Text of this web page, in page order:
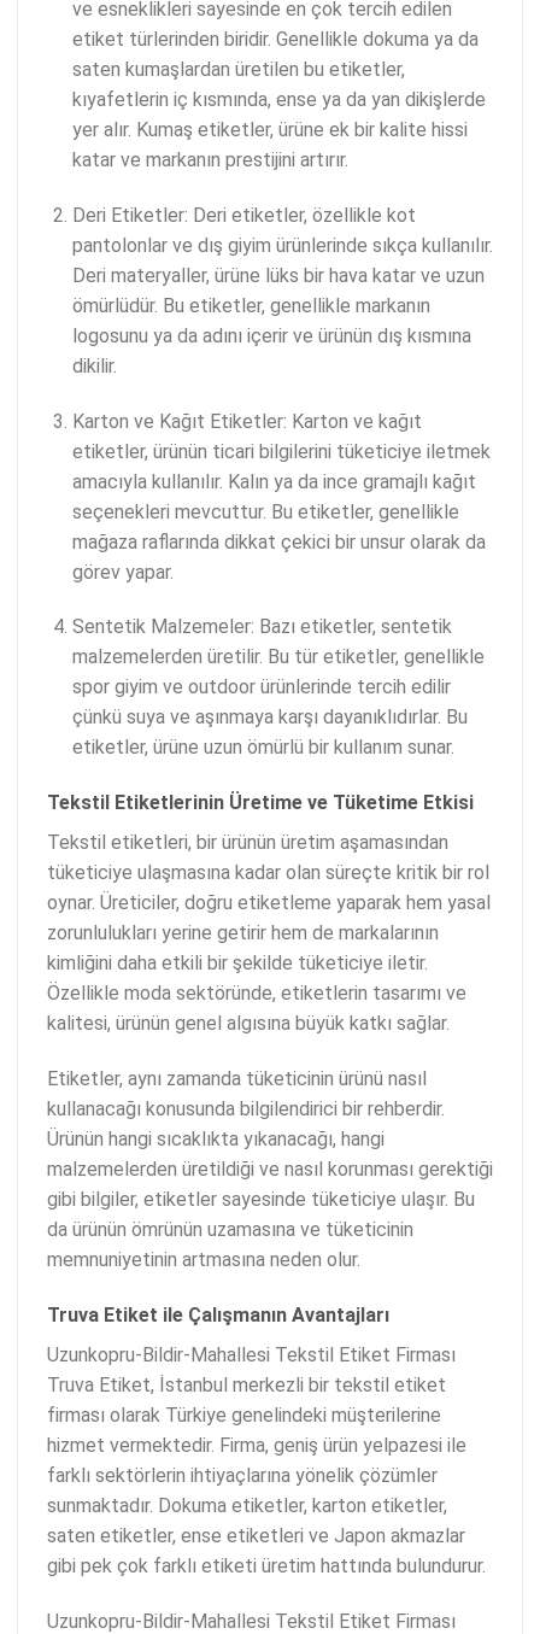
ve esneklikleri sayesinde en çok tercih edilen
etiket türlerinden biridir. Genellikle dokuma ya da
saten kumaşlardan üretilen bu etiketler,
kıyafetlerin iç kısmında, ense ya da yan dikişlerde
yer alır. Kumaş etiketler, ürüne ek bir kalite hissi
katar ve markanın prestijini artırır.
Deri Etiketler: Deri etiketler, özellikle kot
pantolonlar ve dış giyim ürünlerinde sıkça kullanılır.
Deri materyaller, ürüne lüks bir hava katar ve uzun
ömürlüdür. Bu etiketler, genellikle markanın
logosunu ya da adını içerir ve ürünün dış kısmına
dikilir.
Karton ve Kağıt Etiketler: Karton ve kağıt
etiketler, ürünün ticari bilgilerini tüketiciye iletmek
amacıyla kullanılır. Kalın ya da ince gramajlı kağıt
seçenekleri mevcuttur. Bu etiketler, genellikle
mağaza raflarında dikkat çekici bir unsur olarak da
görev yapar.
Sentetik Malzemeler: Bazı etiketler, sentetik
malzemelerden üretilir. Bu tür etiketler, genellikle
spor giyim ve outdoor ürünlerinde tercih edilir
çünkü suya ve aşınmaya karşı dayanıklıdırlar. Bu
etiketler, ürüne uzun ömürlü bir kullanım sunar.
Tekstil Etiketlerinin Üretime ve Tüketime Etkisi
Tekstil etiketleri, bir ürünün üretim aşamasından
tüketiciye ulaşmasına kadar olan süreçte kritik bir rol
oynar. Üreticiler, doğru etiketleme yaparak hem yasal
zorunlulukları yerine getirir hem de markalarının
kimliğini daha etkili bir şekilde tüketiciye iletir.
Özellikle moda sektöründe, etiketlerin tasarımı ve
kalitesi, ürünün genel algısına büyük katkı sağlar.
Etiketler, aynı zamanda tüketicinin ürünü nasıl
kullanacağı konusunda bilgilendirici bir rehberdir.
Ürünün hangi sıcaklıkta yıkanacağı, hangi
malzemelerden üretildiği ve nasıl korunması gerektiği
gibi bilgiler, etiketler sayesinde tüketiciye ulaşır. Bu
da ürünün ömrünün uzamasına ve tüketicinin
memnuniyetinin artmasına neden olur.
Truva Etiket ile Çalışmanın Avantajları
Uzunkopru-Bildir-Mahallesi Tekstil Etiket Firması
Truva Etiket, İstanbul merkezli bir tekstil etiket
firması olarak Türkiye genelindeki müşterilerine
hizmet vermektedir. Firma, geniş ürün yelpazesi ile
farklı sektörlerin ihtiyaçlarına yönelik çözümler
sunmaktadır. Dokuma etiketler, karton etiketler,
saten etiketler, ense etiketleri ve Japon akmazlar
gibi pek çok farklı etiketi üretim hattında bulundurur.
Uzunkopru-Bildir-Mahallesi Tekstil Etiket Firması